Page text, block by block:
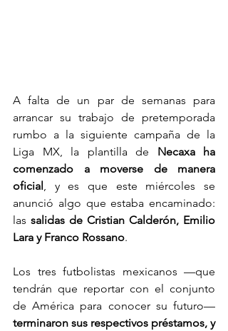
A falta de un par de semanas para
arrancar su trabajo de pretemporada
rumbo a la siguiente campaña de la
Liga MX, la plantilla de Necaxa ha
comenzado a moverse de manera
oficial , y es que este miércoles se
anunció algo que estaba encaminado:
las salidas de Cristian Calderón, Emilio
Lara y Franco Rossano.
Los tres futbolistas mexicanos —que
tendrán que reportar con el conjunto
terminaron sus respectivos préstamos, y